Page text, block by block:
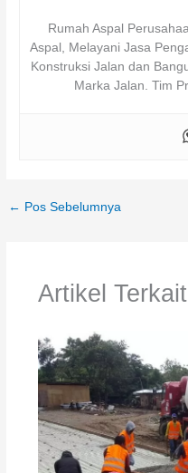
Rumah Aspal
Aspal, Melayani Jasa
Konstruksi Jalan dan
Marka Jalan. Tim
← Pos Sebelumnya
Artikel Terkait